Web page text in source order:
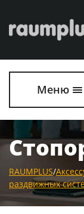
Меню
RAUMPLUS/
раздвижных